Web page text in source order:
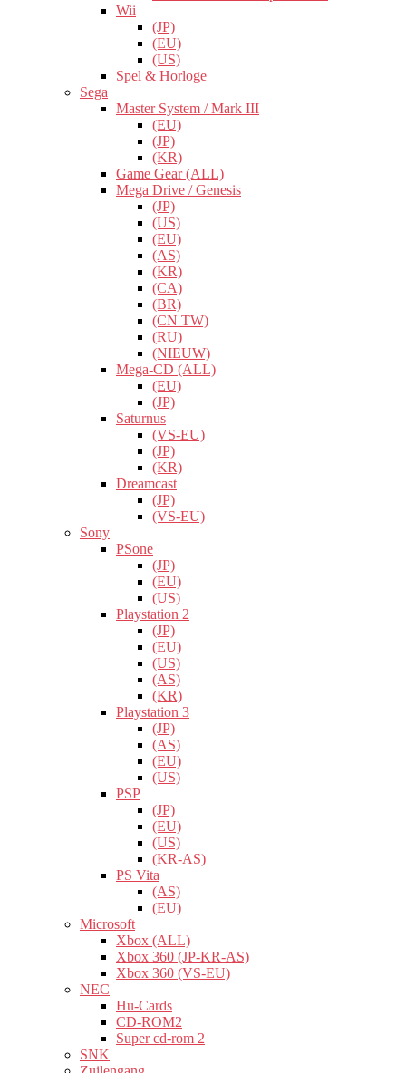
Wii
(JP)
(EU)
(US)
Spel & Horloge
Sega
Master System / Mark III
(EU)
(JP)
(KR)
Game Gear (ALL)
Mega Drive / Genesis
(JP)
(US)
(EU)
(AS)
(KR)
(CA)
(BR)
(CN TW)
(RU)
(NIEUW)
Mega-CD (ALL)
(EU)
(JP)
Saturnus
(VS-EU)
(JP)
(KR)
Dreamcast
(JP)
(VS-EU)
Sony
PSone
(JP)
(EU)
(US)
Playstation 2
(JP)
(EU)
(US)
(AS)
(KR)
Playstation 3
(JP)
(AS)
(EU)
(US)
PSP
(JP)
(EU)
(US)
(KR-AS)
PS Vita
(AS)
(EU)
Microsoft
Xbox (ALL)
Xbox 360 (JP-KR-AS)
Xbox 360 (VS-EU)
NEC
Hu-Cards
CD-ROM2
Super cd-rom 2
SNK